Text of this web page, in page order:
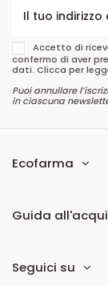
Accetto di
confermo di aver
dati. Clicca per
Puoi annullare
in ciascuna
Ecofarma
Guida
Seguici su